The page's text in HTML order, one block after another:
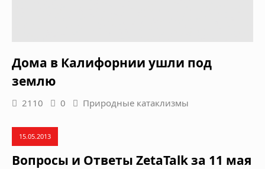
Дома в Калифорнии ушли под
землю
2110 0 Природные катаклизмы
15.05.2013
Вопросы и Ответы ZetaTalk за 11 мая